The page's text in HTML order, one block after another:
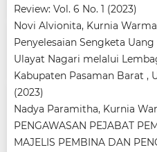
Review: Vol. 6 No. 1 (2023)
Novi Alvionita, Kurnia
Penyelesaian Sengketa
Ulayat Nagari melalui
Kabupaten Pasaman Barat ,
(2023)
Nadya Paramitha, Kurnia
PENGAWASAN PEJABAT
MAJELIS PEMBINA DAN